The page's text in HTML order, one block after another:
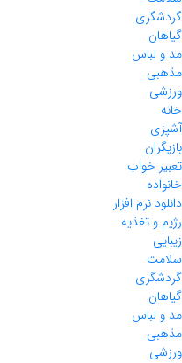
گردشگری
گیاهان
مد و لباس
مذهبی
ورزشی
خانه
آشپزی
بازیگران
تعبیر خواب
خانواده
دانلود نرم افزار
رژیم و تغذیه
زیبایی
سلامت
گردشگری
گیاهان
مد و لباس
مذهبی
ورزشی